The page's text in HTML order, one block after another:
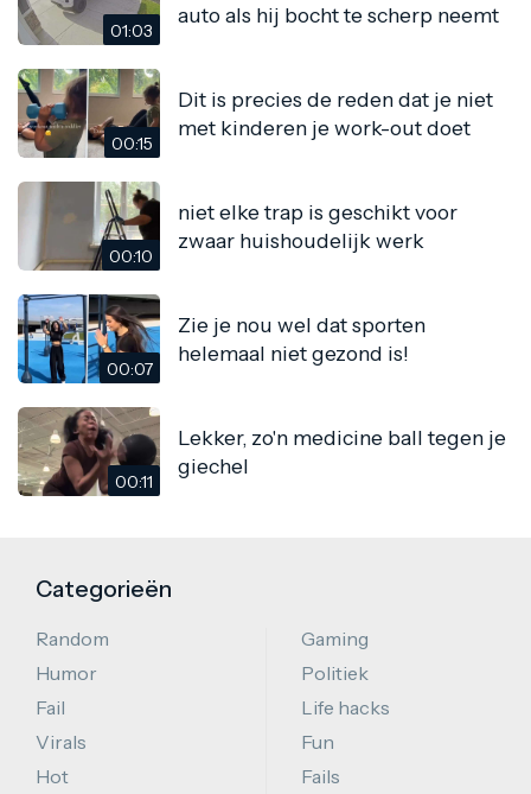
01:03
auto als hij bocht te scherp neemt
00:15
Dit is precies de reden dat je niet
met kinderen je work-out doet
00:10
niet elke trap is geschikt voor
zwaar huishoudelijk werk
00:07
Zie je nou wel dat sporten
helemaal niet gezond is!
00:11
Lekker, zo'n medicine ball tegen je
giechel
Categorieën
Random
Humor
Fail
Virals
Hot
Gaming
Politiek
Life hacks
Fun
Fails